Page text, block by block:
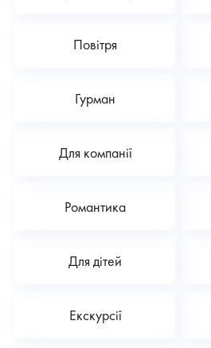
Повітря
Гурман
Для компанії
Романтика
Для дітей
Екскурсії